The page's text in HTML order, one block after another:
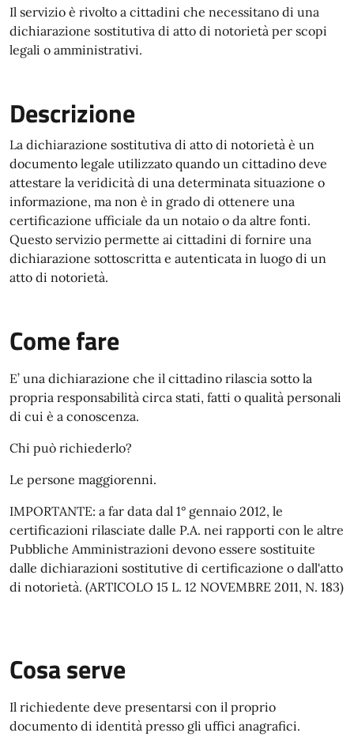
Il servizio è rivolto a cittadini che necessitano di una
dichiarazione sostitutiva di atto di notorietà per scopi
legali o amministrativi.
Descrizione
La dichiarazione sostitutiva di atto di notorietà è un
documento legale utilizzato quando un cittadino deve
attestare la veridicità di una determinata situazione o
informazione, ma non è in grado di ottenere una
certificazione ufficiale da un notaio o da altre fonti.
Questo servizio permette ai cittadini di fornire una
dichiarazione sottoscritta e autenticata in luogo di un
atto di notorietà.
Come fare
E’ una dichiarazione che il cittadino rilascia sotto la
propria responsabilità circa stati, fatti o qualità personali
di cui è a conoscenza.
Chi può richiederlo?
Le persone maggiorenni.
IMPORTANTE: a far data dal 1° gennaio 2012, le
certificazioni rilasciate dalle P.A. nei rapporti con le altre
Pubbliche Amministrazioni devono essere sostituite
dalle dichiarazioni sostitutive di certificazione o dall'atto
di notorietà. (ARTICOLO 15 L. 12 NOVEMBRE 2011, N. 183)
Cosa serve
Il richiedente deve presentarsi con il proprio
documento di identità presso gli uffici anagrafici.